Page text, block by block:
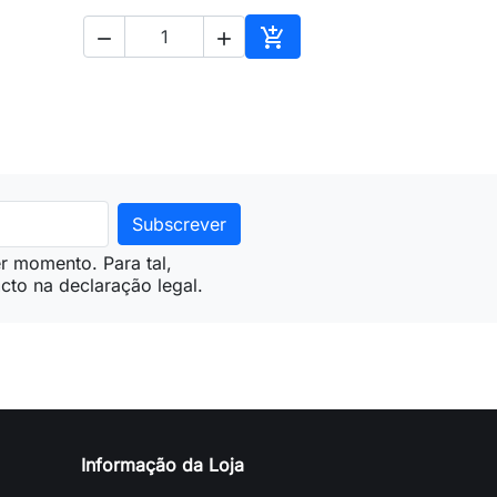
ao carrinho
  
Adicionar ao carrinho
momento. Para tal,
na declaração legal.
Informação da Loja